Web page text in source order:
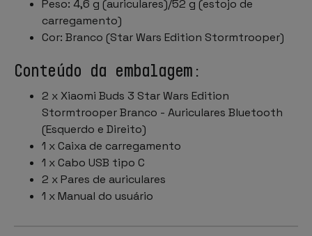
Peso: 4,6 g (auriculares)/52 g (estojo de
carregamento)
Cor: Branco (Star Wars Edition Stormtrooper)
Conteúdo da embalagem:
2 x Xiaomi Buds 3 Star Wars Edition
Stormtrooper Branco - Auriculares Bluetooth
(Esquerdo e Direito)
1 x Caixa de carregamento
1 x Cabo USB tipo C
2 x Pares de auriculares
1 x Manual do usuário